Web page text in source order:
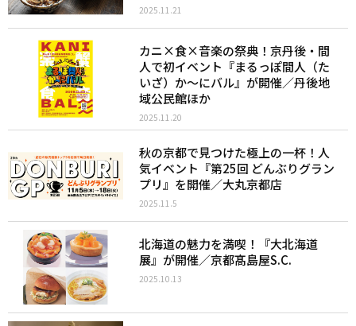
2025.11.21
カニ×食×音楽の祭典！京丹後・間
人で初イベント『まるっぽ間人（た
いざ）か～にバル』が開催／丹後地
域公民館ほか
2025.11.20
秋の京都で見つけた極上の一杯！人
気イベント『第25回 どんぶりグラン
プリ』を開催／大丸京都店
2025.11.5
北海道の魅力を満喫！『大北海道
展』が開催／京都髙島屋S.C.
2025.10.13